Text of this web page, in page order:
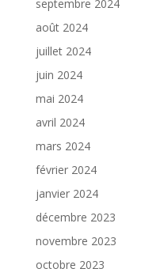
septembre 2024
août 2024
juillet 2024
juin 2024
mai 2024
avril 2024
mars 2024
février 2024
janvier 2024
décembre 2023
novembre 2023
octobre 2023